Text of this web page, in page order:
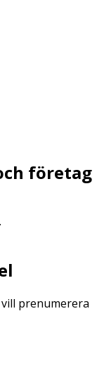
företag
prenumerera